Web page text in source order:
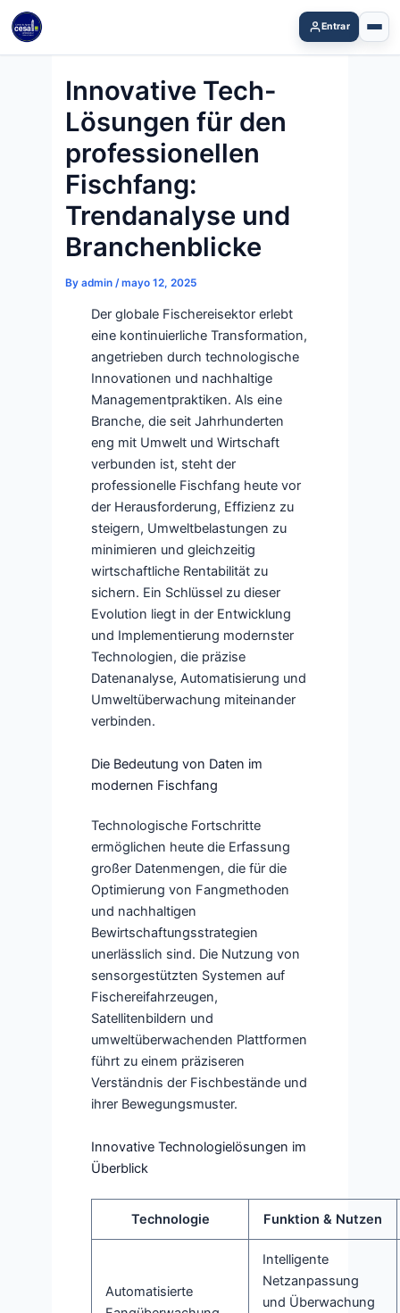
Skip
content
Entrar
Innovative Tech-
Lösungen für den
professionellen
Fischfang:
Trendanalyse und
Branchenblicke
By admin /mayo 12, 2025
Der globale Fischereisektor erlebt
eine kontinuierliche Transformation,
angetrieben durch technologische
Innovationen und nachhaltige
Managementpraktiken. Als eine
Branche, die seit Jahrhunderten
eng mit Umwelt und Wirtschaft
verbunden ist, steht der
professionelle Fischfang heute vor
der Herausforderung, Effizienz zu
steigern, Umweltbelastungen zu
minimieren und gleichzeitig
wirtschaftliche Rentabilität zu
sichern. Ein Schlüssel zu dieser
Evolution liegt in der Entwicklung
und Implementierung modernster
Technologien, die präzise
Datenanalyse, Automatisierung und
Umweltüberwachung miteinander
verbinden.
Die Bedeutung von Daten im
modernen Fischfang
Technologische Fortschritte
ermöglichen heute die Erfassung
großer Datenmengen, die für die
Optimierung von Fangmethoden
und nachhaltigen
Bewirtschaftungsstrategien
unerlässlich sind. Die Nutzung von
sensorgestützten Systemen auf
Fischereifahrzeugen,
Satellitenbildern und
umweltüberwachenden Plattformen
führt zu einem präziseren
Verständnis der Fischbestände und
ihrer Bewegungsmuster.
Innovative Technologielösungen im
Überblick
Technologie Funktion & Nutzen
Automatisierte
Intelligente
Netzanpassung
und Überwachung